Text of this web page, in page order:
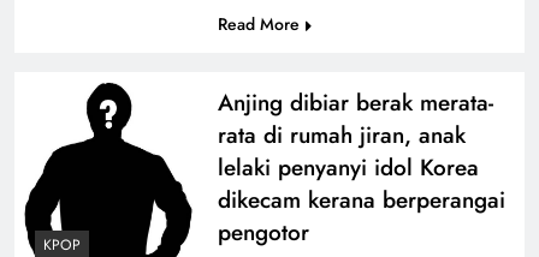
Read More
KPOP
Anjing dibiar berak merata-
rata di rumah jiran, anak
lelaki penyanyi idol Korea
dikecam kerana berperangai
pengotor